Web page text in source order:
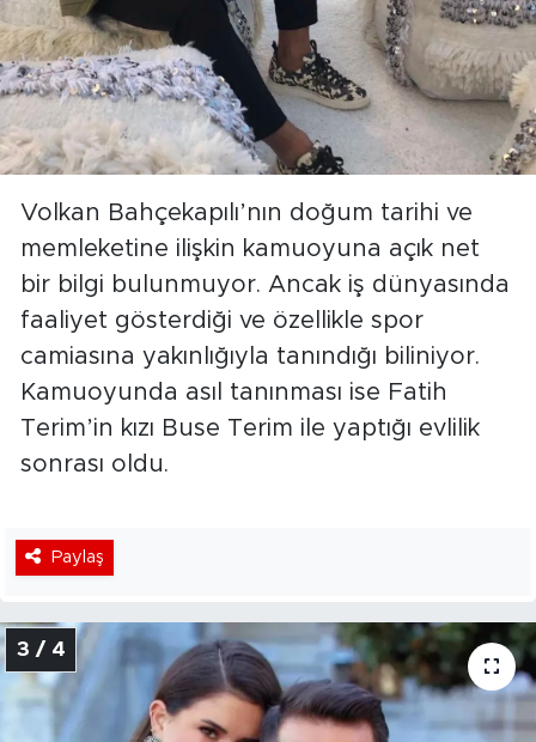
Volkan Bahçekapılı’nın doğum tarihi ve
memleketine ilişkin kamuoyuna açık net
bir bilgi bulunmuyor. Ancak iş dünyasında
faaliyet gösterdiği ve özellikle spor
camiasına yakınlığıyla tanındığı biliniyor.
Kamuoyunda asıl tanınması ise Fatih
Terim’in kızı Buse Terim ile yaptığı evlilik
sonrası oldu.
Paylaş
3 / 4